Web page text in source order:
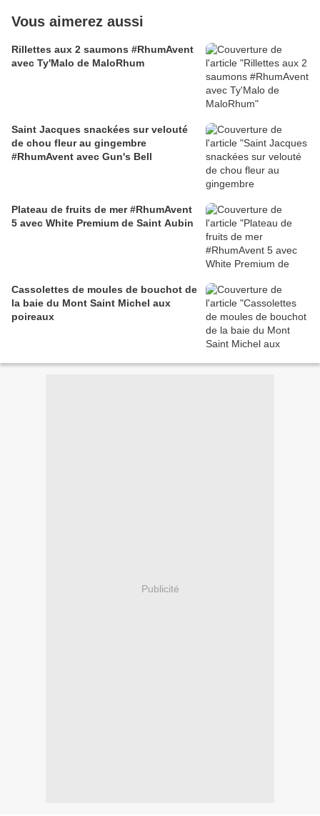
Vous aimerez aussi
Rillettes aux 2 saumons #RhumAvent
avec Ty'Malo de MaloRhum
Saint Jacques snackées sur velouté
de chou fleur au gingembre
#RhumAvent avec Gun's Bell
Plateau de fruits de mer #RhumAvent
5 avec White Premium de Saint Aubin
Cassolettes de moules de bouchot de
la baie du Mont Saint Michel aux
poireaux
Publicité